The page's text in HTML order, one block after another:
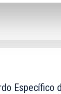
Específico